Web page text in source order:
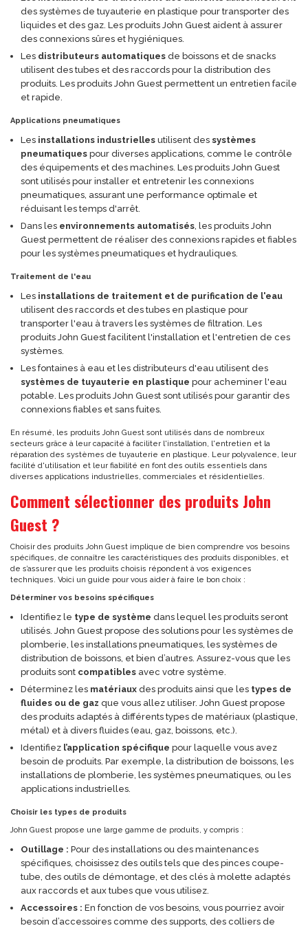
des systèmes de tuyauterie en plastique pour transporter des
liquides et des gaz. Les produits John Guest aident à assurer
des connexions sûres et hygiéniques.
Les distributeurs automatiques de boissons et de snacks
utilisent des tubes et des raccords pour la distribution des
produits. Les produits John Guest permettent un entretien facile
et rapide.
Applications pneumatiques
Les installations industrielles utilisent des systèmes
pneumatiques pour diverses applications, comme le contrôle
des équipements et des machines. Les produits John Guest
sont utilisés pour installer et entretenir les connexions
pneumatiques, assurant une performance optimale et
réduisant les temps d'arrêt.
Dans les environnements automatisés, les produits John
Guest permettent de réaliser des connexions rapides et fiables
pour les systèmes pneumatiques et hydrauliques.
Traitement de l'eau
Les installations de traitement et de purification de l'eau
utilisent des raccords et des tubes en plastique pour
transporter l'eau à travers les systèmes de filtration. Les
produits John Guest facilitent l'installation et l'entretien de ces
systèmes.
Les fontaines à eau et les distributeurs d'eau utilisent des
systèmes de tuyauterie en plastique pour acheminer l'eau
potable. Les produits John Guest sont utilisés pour garantir des
connexions fiables et sans fuites.
En résumé, les produits John Guest sont utilisés dans de nombreux
secteurs grâce à leur capacité à faciliter l'installation, l'entretien et la
réparation des systèmes de tuyauterie en plastique. Leur polyvalence, leur
facilité d'utilisation et leur fiabilité en font des outils essentiels dans
diverses applications industrielles, commerciales et résidentielles.
Comment sélectionner des produits John
Guest ?
Choisir des produits John Guest implique de bien comprendre vos besoins
spécifiques, de connaître les caractéristiques des produits disponibles, et
de s’assurer que les produits choisis répondent à vos exigences
techniques. Voici un guide pour vous aider à faire le bon choix :
Déterminer vos besoins spécifiques
Identifiez le type de système dans lequel les produits seront
utilisés. John Guest propose des solutions pour les systèmes de
plomberie, les installations pneumatiques, les systèmes de
distribution de boissons, et bien d’autres. Assurez-vous que les
produits sont compatibles avec votre système.
Déterminez les matériaux des produits ainsi que les types de
fluides ou de gaz que vous allez utiliser. John Guest propose
des produits adaptés à différents types de matériaux (plastique,
métal) et à divers fluides (eau, gaz, boissons, etc.).
Identifiez l’application spécifique pour laquelle vous avez
besoin de produits. Par exemple, la distribution de boissons, les
installations de plomberie, les systèmes pneumatiques, ou les
applications industrielles.
Choisir les types de produits
John Guest propose une large gamme de produits, y compris :
Outillage : Pour des installations ou des maintenances
spécifiques, choisissez des outils tels que des pinces coupe-
tube, des outils de démontage, et des clés à molette adaptés
aux raccords et aux tubes que vous utilisez.
Accessoires : En fonction de vos besoins, vous pourriez avoir
besoin d’accessoires comme des supports, des colliers de